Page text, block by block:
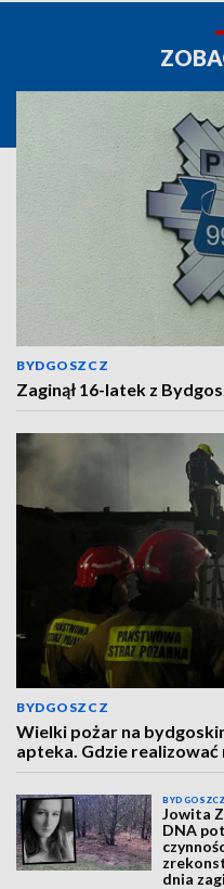
BYDGOSZCZ
Zaginął 16-latek z
BYDGOSZCZ
Wielki pożar na
apteka. Gdzie
BYDGOSZCZ
Jowita
DNA
dnia